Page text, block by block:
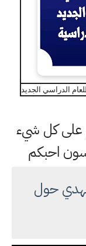
على كل شيء
احبكم
حول